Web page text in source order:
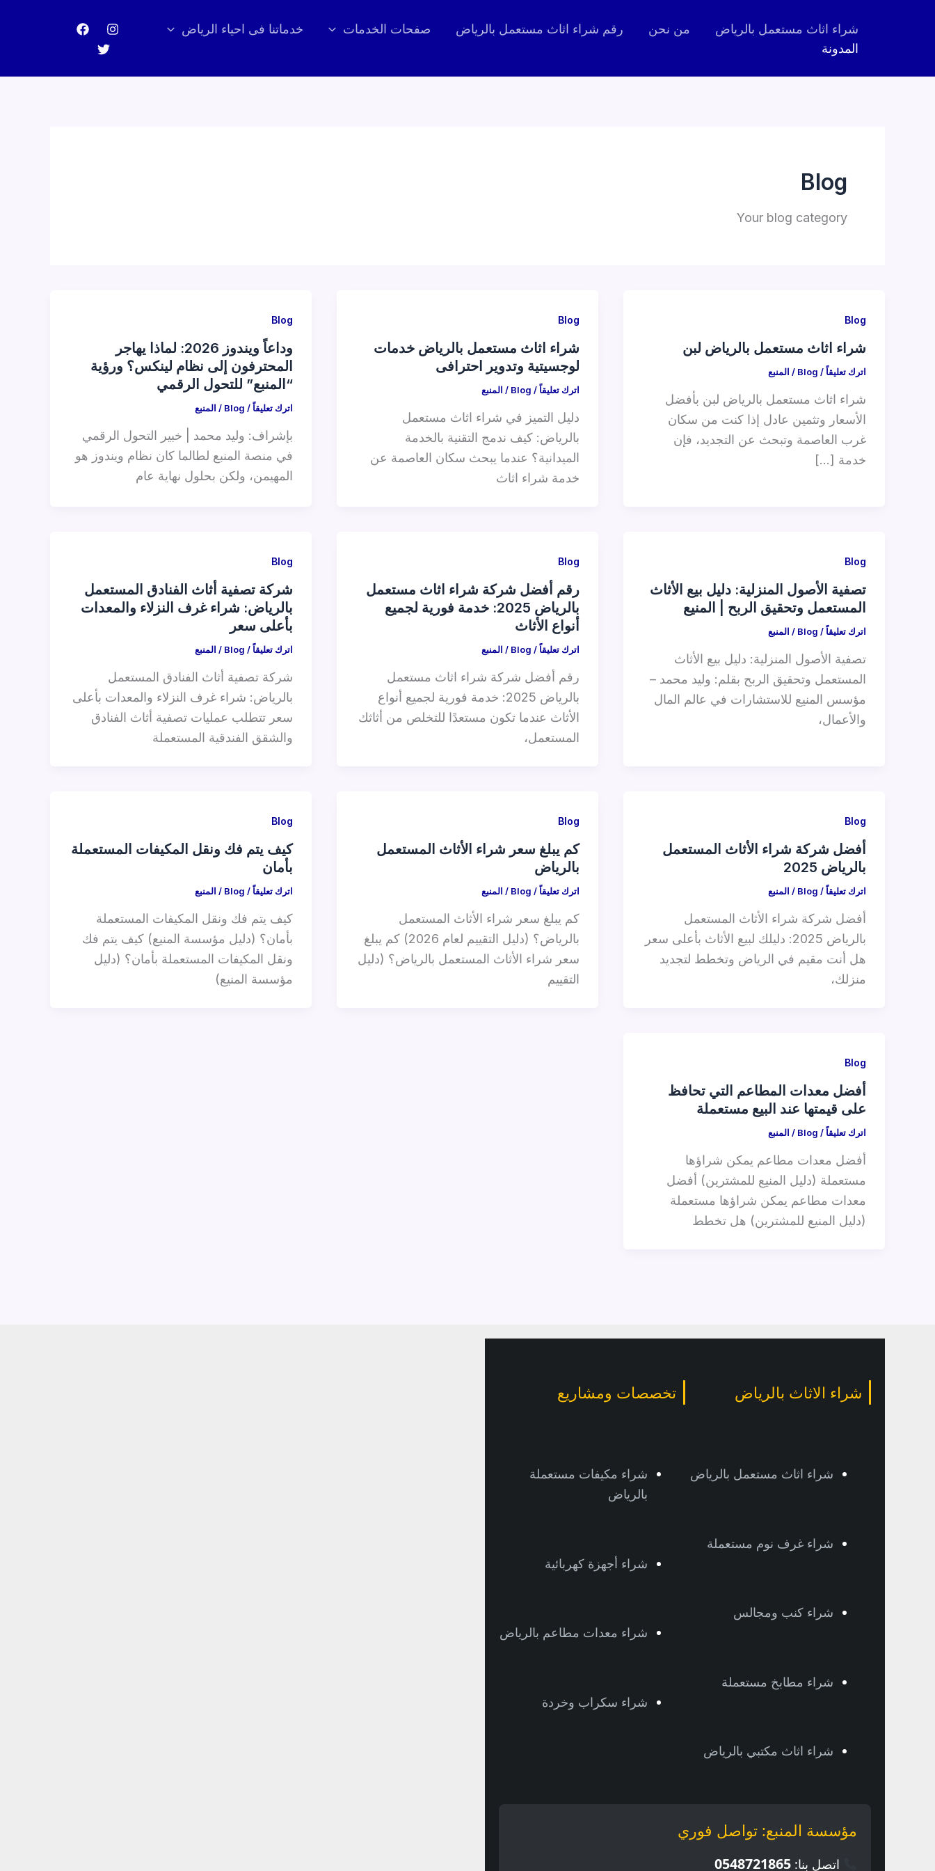
شراء اثاث مستعمل بالرياض من نحن رقم شراء اثاث مستعمل بالرياض صفحات الخدمات
خدماتنا فى احياء الرياض
المدونة
Blog
Your blog category
Blog
شراء اثاث مستعمل بالرياض لبن
اترك تعليقاً/
Blog
/ المنبع
شراء اثاث مستعمل بالرياض لبن بأفضل
الأسعار وتثمين عادل إذا كنت من سكان
غرب العاصمة وتبحث عن التجديد، فإن
خدمة […]
Blog
شراء اثاث مستعمل بالرياض خدمات
لوجسيتية وتدوير احترافى
اترك تعليقاً/
Blog
/ المنبع
دليل التميز في شراء اثاث مستعمل
بالرياض: كيف ندمج التقنية بالخدمة
الميدانية؟ عندما يبحث سكان العاصمة عن
خدمة شراء اثاث
Blog
وداعاً ويندوز 2026: لماذا يهاجر
المحترفون إلى نظام لينكس؟ ورؤية
“المنبع” للتحول الرقمي
اترك تعليقاً/
Blog
/ المنبع
بإشراف: وليد محمد | خبير التحول الرقمي
في منصة المنبع لطالما كان نظام ويندوز هو
المهيمن، ولكن بحلول نهاية عام
Blog
تصفية الأصول المنزلية: دليل بيع الأثاث
المستعمل وتحقيق الربح | المنيع
اترك تعليقاً/
Blog
/ المنبع
تصفية الأصول المنزلية: دليل بيع الأثاث
المستعمل وتحقيق الربح بقلم: وليد محمد –
مؤسس المنيع للاستشارات في عالم المال
والأعمال،
Blog
رقم أفضل شركة شراء اثاث مستعمل
بالرياض 2025: خدمة فورية لجميع
أنواع الأثاث
اترك تعليقاً/
Blog
/ المنبع
رقم أفضل شركة شراء اثاث مستعمل
بالرياض 2025: خدمة فورية لجميع أنواع
الأثاث عندما تكون مستعدًا للتخلص من أثاثك
المستعمل،
Blog
شركة تصفية أثاث الفنادق المستعمل
بالرياض: شراء غرف النزلاء والمعدات
بأعلى سعر
اترك تعليقاً/
Blog
/ المنبع
شركة تصفية أثاث الفنادق المستعمل
بالرياض: شراء غرف النزلاء والمعدات بأعلى
سعر تتطلب عمليات تصفية أثاث الفنادق
والشقق الفندقية المستعملة
Blog
أفضل شركة شراء الأثاث المستعمل
بالرياض 2025
اترك تعليقاً/
Blog
/ المنبع
أفضل شركة شراء الأثاث المستعمل
بالرياض 2025: دليلك لبيع الأثاث بأعلى سعر
هل أنت مقيم في الرياض وتخطط لتجديد
منزلك،
Blog
كم يبلغ سعر شراء الأثاث المستعمل
بالرياض
اترك تعليقاً/
Blog
/ المنبع
كم يبلغ سعر شراء الأثاث المستعمل
بالرياض؟ (دليل التقييم لعام 2026) كم يبلغ
سعر شراء الأثاث المستعمل بالرياض؟ (دليل
التقييم
Blog
كيف يتم فك ونقل المكيفات المستعملة
بأمان
اترك تعليقاً/
Blog
/ المنبع
كيف يتم فك ونقل المكيفات المستعملة
بأمان؟ (دليل مؤسسة المنيع) كيف يتم فك
ونقل المكيفات المستعملة بأمان؟ (دليل
مؤسسة المنيع)
Blog
أفضل معدات المطاعم التي تحافظ
على قيمتها عند البيع مستعملة
اترك تعليقاً/
Blog
/ المنبع
أفضل معدات مطاعم يمكن شراؤها
مستعملة (دليل المنيع للمشترين) أفضل
معدات مطاعم يمكن شراؤها مستعملة
(دليل المنيع للمشترين) هل تخطط
شراء الاثاث بالرياض
شراء اثاث مستعمل بالرياض
شراء غرف نوم مستعملة
شراء كنب ومجالس
شراء مطابخ مستعملة
شراء اثاث مكتبي بالرياض
تخصصات ومشاريع
شراء مكيفات مستعملة
بالرياض
شراء أجهزة كهربائية
شراء معدات مطاعم بالرياض
شراء سكراب وخردة
مؤسسة المنبع: تواصل فوري
اتصل بنا:0548721865